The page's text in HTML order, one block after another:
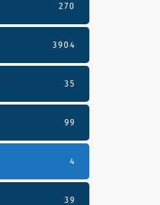
270
3904
35
99
4
39